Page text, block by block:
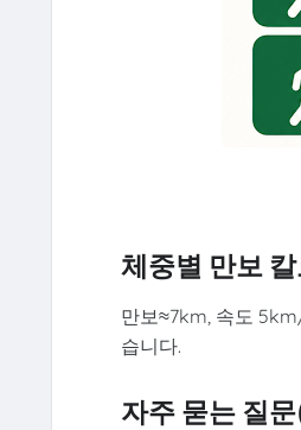
체중별 만보
만보≈7km, 속도
습니다.
자주 묻는 질